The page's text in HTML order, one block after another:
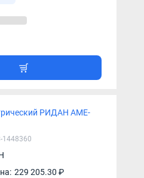
РИДАН AME-
1448360
229 205.30 ₽